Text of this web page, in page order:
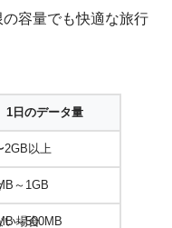
容量でも快適な旅行
1日のデータ量
2GB以上
～1GB
い場合
～500MB